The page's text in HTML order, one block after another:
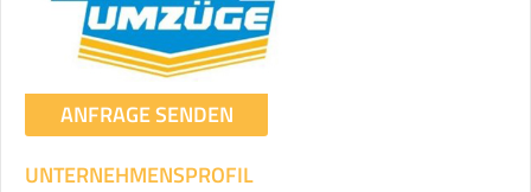
ANFRAGE SENDEN
UNTERNEHMENSPROFIL